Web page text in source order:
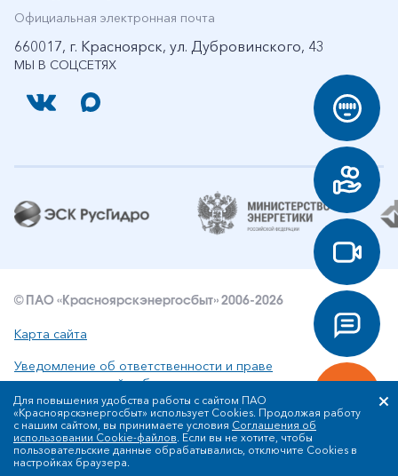
МЫ В СОЦСЕТЯХ
Официальная электронная почта
660017, г. Красноярск, ул. Дубровинского, 43
© ПАО «Красноярскэнергосбыт» 2006-2026
Карта сайта
Уведомление об ответственности и праве
интеллектуальной собственности
Политика ПАО «Красноярскэнергосбыт» в отношении
обработки персональных данных
Для повышения удобства работы с сайтом ПАО
«Красноярскэнергосбыт» использует Cookies. Продолжая работу
с нашим сайтом, вы принимаете условия Соглашения об
использовании Cookie-файлов. Если вы не хотите, чтобы
пользовательские данные обрабатывались, отключите Cookies в
настройках браузера.